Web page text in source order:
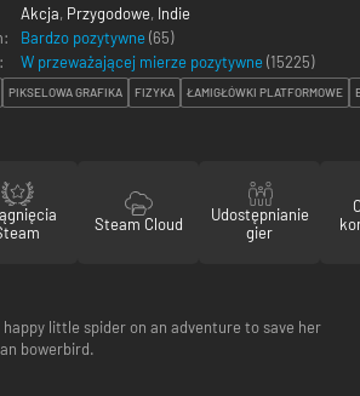
Akcja, Przygodowe, Indie
Bardzo pozytywne (65)
W przeważającej mierze pozytywne (15225)
PIKSELOWA GRAFIKA FIZYKA ŁAMIGŁÓWKI PLATFORMOWE
Steam Cloud
Udostępnianie
gier
little spider on an adventure to save her
bowerbird.